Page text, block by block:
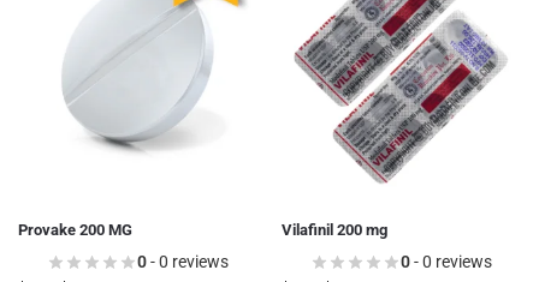
Provake 200 MG
0- 0 reviews
Vilafinil 200 mg
0- 0 reviews